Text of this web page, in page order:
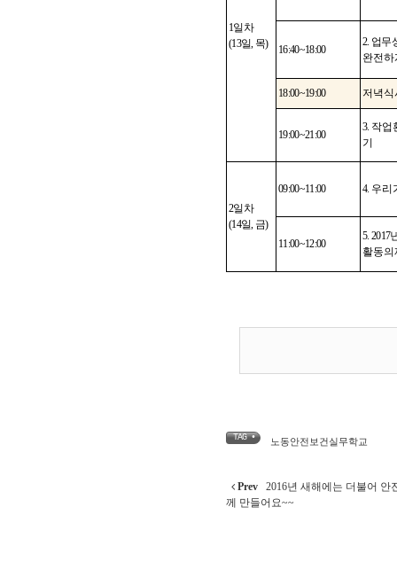
1일차
(13일, 목) 16:40~18:00
2. 업무
완전
18:00~19:00 저녁식
19:00~21:00
3. 작업
기
2일차
(14일, 금)
09:00~11:00 4. 우리
11:00~12:00
5. 2017
활동
TAG • 노동안전보건실무학교
Prev
2016년 새해에는 더불어 안
께 만들어요~~